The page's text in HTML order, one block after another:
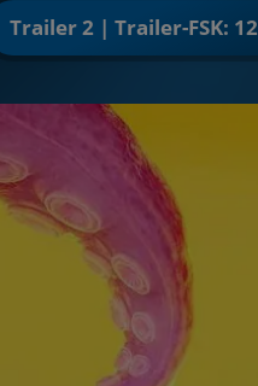
Trailer 2 | Trailer-FSK: 12